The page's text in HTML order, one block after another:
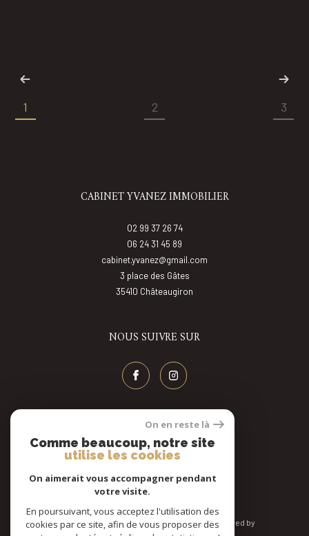
1 2 3
CABINET YVANEZ IMMOBILIER
02 99 37 26 74
06 24 31 45 89
cabinet.yvanez@gmail.com
3 place des Gâtes
35410
châteaugiron
NOUS SUIVRE SUR
AVIS CLIENT
© 2026 | Tous droits réservés | Traduction powered by
On en reste là
Comme beaucoup, notre site
utilise les cookies
On aimerait vous accompagner pendant
votre visite.
En poursuivant, vous acceptez l'utilisation des
cookies par ce site, afin de vous proposer des